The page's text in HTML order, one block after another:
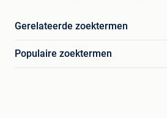
Gerelateerde zoektermen
Populaire zoektermen